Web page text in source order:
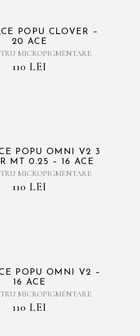
POPU CLOVER –
20 ACE
MICROPIGMENTARE
110 LEI
POPU OMNI V2 3
MT 0.25 – 16 ACE
MICROPIGMENTARE
110 LEI
POPU OMNI V2 –
16 ACE
MICROPIGMENTARE
110 LEI